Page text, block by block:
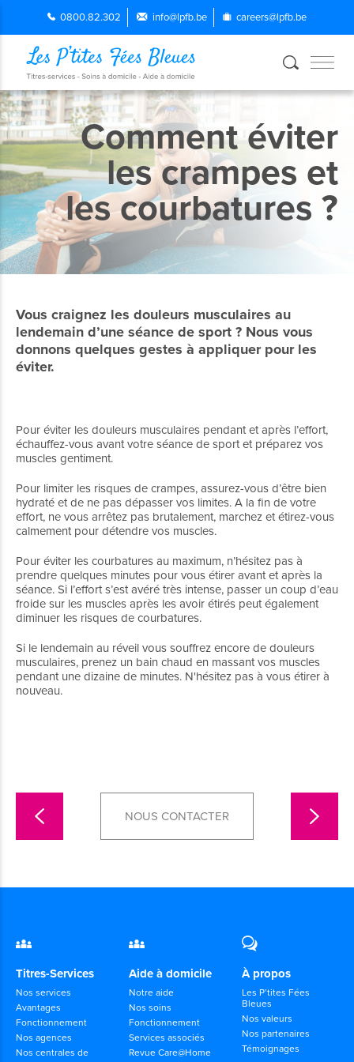
0800.82.302 info@lpfb.be careers@lpfb.be
Comment éviter
les crampes et
les courbatures ?
Vous craignez les douleurs musculaires au
lendemain d’une séance de sport ? Nous vous
donnons quelques gestes à appliquer pour les
éviter.
Pour éviter les douleurs musculaires pendant et après l’effort,
échauffez-vous avant votre séance de sport et préparez vos
muscles gentiment.
Pour limiter les risques de crampes, assurez-vous d’être bien
hydraté et de ne pas dépasser vos limites. A la fin de votre
effort, ne vous arrêtez pas brutalement, marchez et étirez-vous
calmement pour détendre vos muscles.
Pour éviter les courbatures au maximum, n’hésitez pas à
prendre quelques minutes pour vous étirer avant et après la
séance. Si l’effort s’est avéré très intense, passer un coup d’eau
froide sur les muscles après les avoir étirés peut également
diminuer les risques de courbatures.
Si le lendemain au réveil vous souffrez encore de douleurs
musculaires, prenez un bain chaud en massant vos muscles
pendant une dizaine de minutes. N'hésitez pas à vous étirer à
nouveau.
NOUS CONTACTER
Titres-Services
Nos services
Avantages
Fonctionnement
Nos agences
Nos centrales de
Aide à domicile
Notre aide
Nos soins
Fonctionnement
Services associés
Revue Care@Home
À propos
Les P’tites Fées
Bleues
Nos valeurs
Nos partenaires
Témoignages